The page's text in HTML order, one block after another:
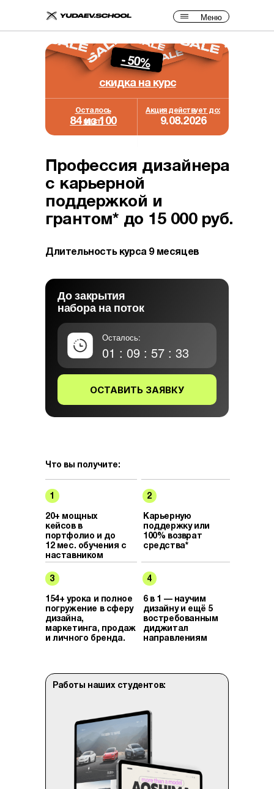
Что вы получите:
1 2
20+ мощных
кейсов в
портфолио и до
12 мес. обучения с
наставником
Карьерную
поддержку или
100% возврат
средства*
3 4
154+ урока и полное
погружение в сферу
дизайна,
маркетинга, продаж
и личного бренда.
6 в 1 — научим
дизайну и ещё 5
востребованным
диджитал
направлениям
Работы наших студентов:
Профессия дизайнера
с карьерной
поддержкой и
грантом* до 15 000 руб.
Меню
скидка на курс
Осталось
мест:
Акция действует до:
84 из 100 9.08.2026
Осталось:
ОСТАВИТЬ ЗАЯВКУ
До закрытия
набора на поток
01 : 09 : 57 : 31
- 50%
Длительность курса 9 месяцев